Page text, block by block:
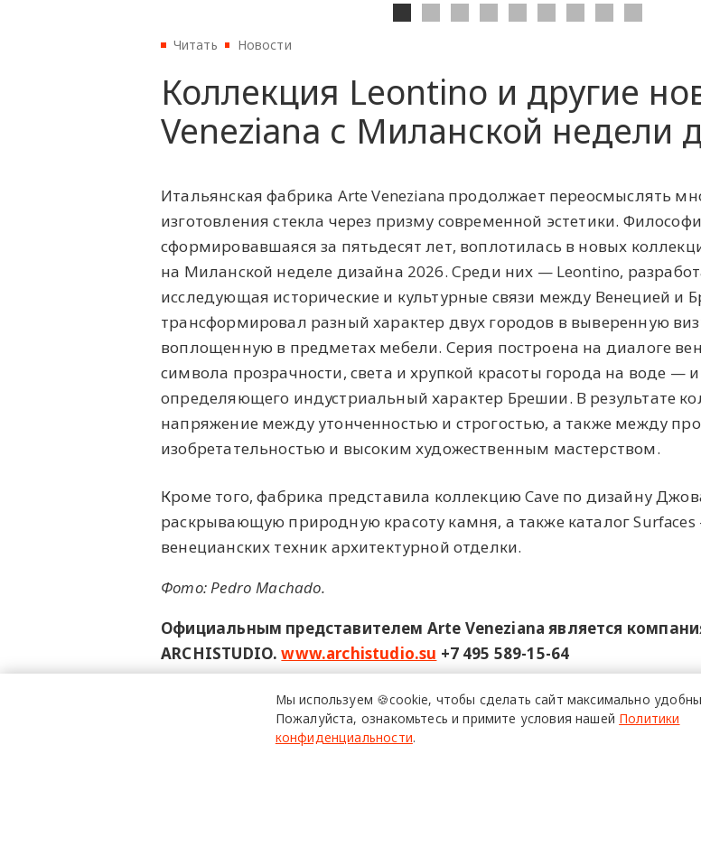
Читать Новости
Коллекция Leontino и другие
Veneziana с Миланской недели
Итальянская фабрика Arte Veneziana продолжает переосмыслять
изготовления стекла через призму современной эстетики.
сформировавшаяся за пятьдесят лет, воплотилась в новых
на Миланской неделе дизайна 2026. Среди них — Leontino,
исследующая исторические и культурные связи между Венецией и
трансформировал разный характер двух городов в выверенную
воплощенную в предметах мебели. Серия построена на диалоге
символа прозрачности, света и хрупкой красоты города на воде —
определяющего индустриальный характер Брешии. В результате
напряжение между утонченностью и строгостью, а также между
изобретательностью и высоким художественным мастерством.
Кроме того, фабрика представила коллекцию Cave по дизайну
раскрывающую природную красоту камня, а также каталог
венецианских техник архитектурной отделки.
Фото: Pedro Machado.
Официальным представителем Arte Veneziana является
ARCHISTUDIO.www.archistudio.su +7 495 589-15-64
Реклама: Представительство АКЦИОНЕРНОГО ОБЩЕСТВА "ГЛОРИЯ
9909414069 Erid 2SDnjbxASie
Мы используем 🍪cookie, чтобы сделать сайт максимально
Пожалуйста, ознакомьтесь и примите условия нашей Политики
конфиденциальности.